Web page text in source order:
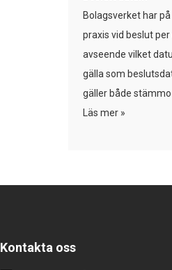
Bolagsverket har
praxis vid beslut
avseende vilket
gälla som
gäller både stämmo-
Läs mer »
Kontakta oss